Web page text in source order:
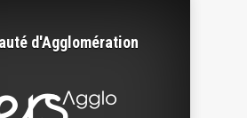
d'Agglomération